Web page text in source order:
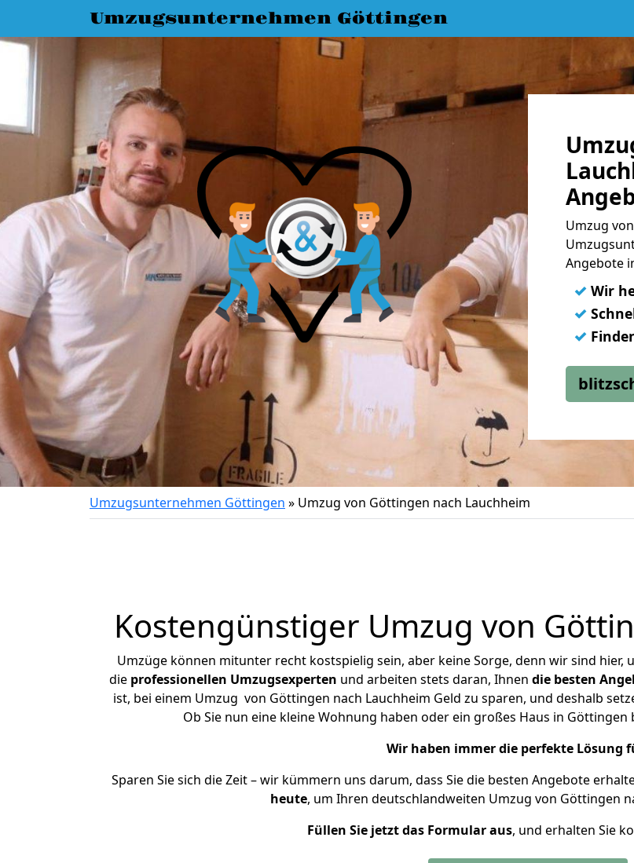
Umzugsunternehmen Göttingen
Umzug
Angebote
✓ Wir
✓
✓
Umzugsunternehmen Göttingen » Umzug von Göttingen nach Lauchheim
Kostengünstiger Umzug von
Umzüge können mitunter recht kostspielig sein, aber keine Sorge, denn wir sind hier,
die professionellen Umzugsexperten und arbeiten stets daran, Ihnen die besten
ist, bei einem Umzug von Göttingen nach Lauchheim Geld zu sparen, und deshalb
Ob Sie nun eine kleine Wohnung haben oder ein großes Haus in
Wir haben immer die perfekte Lösung
Sparen Sie sich die Zeit – wir kümmern uns darum, dass Sie die besten Angebote
heute, um Ihren deutschlandweiten Umzug von Göttingen
Füllen Sie jetzt das Formular aus, und erhalten Sie